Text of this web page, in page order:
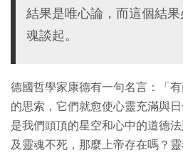
結果是唯心論，而這個結
魂談起。
德國哲學家康德有一句名言：「
的思索，它們就愈使心靈充滿與
是我們頭頂的星空和心中的道德
及靈魂不死，那麼上帝存在嗎？靈